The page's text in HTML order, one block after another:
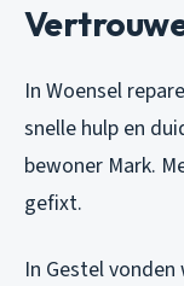
In Woensel
snelle hulp en
bewoner Mark.
gefixt.
In Gestel